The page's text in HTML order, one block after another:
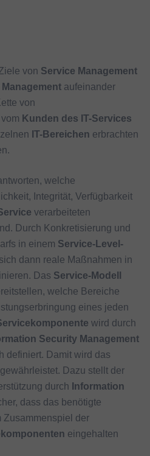
von Service Management
aufeinander
von
Kunden des IT-Services
IT-Bereichen erbrachten
welche
Integrität, Verfügbarkeit
verarbeiteten
Durch Konkretisierung und
in einem Service-Level-
dann reale Maßnahmen in
Das Service-Modell
welche Bereiche
eines jeden
wird durch
Security Management
definiert. Damit wird das
Dazu stellt der
durch Information
dass das benötigte
Zusammenspiel der
eingehalten